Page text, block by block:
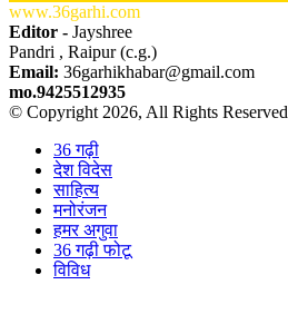
www.36garhi.com
Editor - Jayshree
Pandri , Raipur (c.g.)
Email: 36garhikhabar@gmail.com
mo.9425512935
© Copyright 2026, All Rights Reserved
36 गढ़ी
देश विदेस
साहित्य
मनोरंजन
हमर अगुवा
36 गढ़ी फोटू
विविध